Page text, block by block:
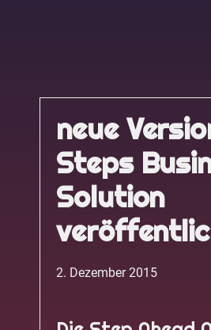
neue
Steps
Solution
2. Dezember 2015